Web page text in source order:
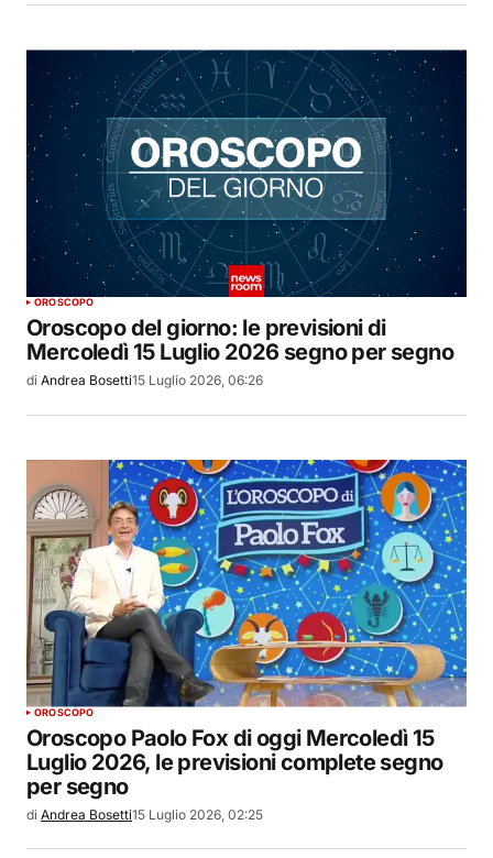
OROSCOPO
Oroscopo del giorno: le previsioni di
Mercoledì 15 Luglio 2026 segno per segno
di Andrea Bosetti15 Luglio 2026, 06:26
OROSCOPO
Oroscopo Paolo Fox di oggi Mercoledì 15
Luglio 2026, le previsioni complete segno
per segno
di Andrea Bosetti15 Luglio 2026, 02:25